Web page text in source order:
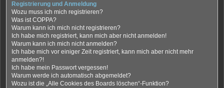
Registrierung und Anmeldung
Wozu muss ich mich registrieren?
Was ist COPPA?
Warum kann ich mich nicht registrieren?
Ich habe mich registriert, kann mich aber nicht anmelden!
Warum kann ich mich nicht anmelden?
Ich habe mich vor einiger Zeit registriert, kann mich aber nicht mehr
anmelden?!
Ich habe mein Passwort vergessen!
Warum werde ich automatisch abgemeldet?
Wozu ist die „Alle Cookies des Boards löschen“-Funktion?